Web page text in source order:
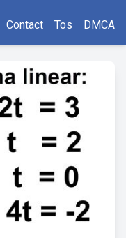
Contact Tos DMCA